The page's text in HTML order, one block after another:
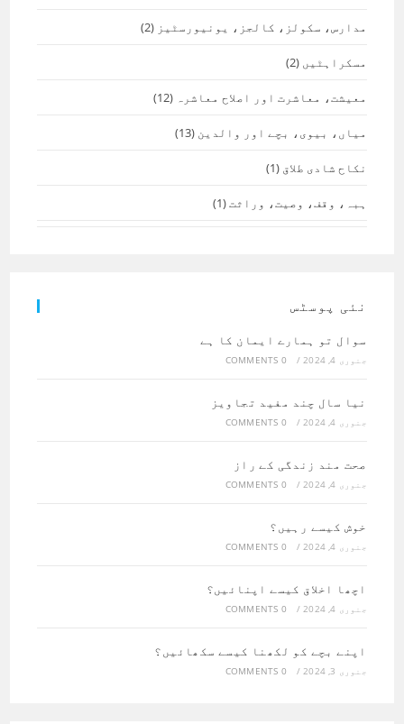
مدارس، سکولز، کالجز، یونیورسٹیز (2)
مسکراہٹیں (2)
معیشت، معاشرت اور اصلاح معاشرہ (12)
میاں، بیوی، بچے اور والدین (13)
نکاح شادی طلاق (1)
ہبہ، وقف، وصیت، وراثت(1)
نئی پوسٹس
سوال تو ہمارے ایمان کا ہے
جنوری 4, 2024 /
0 COMMENTS
نیا سال چند مفید تجاویز
جنوری 4, 2024 /
0 COMMENTS
صحت مند زندگی کے راز
جنوری 4, 2024 /
0 COMMENTS
خوش کیسے رہیں؟
جنوری 4, 2024 /
0 COMMENTS
اچھا اخلاق کیسے اپنائیں؟
جنوری 4, 2024 /
0 COMMENTS
اپنے بچے کو لکھنا کیسے سکھائیں؟
جنوری 3, 2024 /
0 COMMENTS